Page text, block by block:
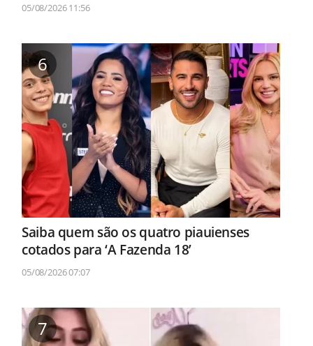
05/08/2026 11:56
6
Saiba quem são os quatro piauienses
cotados para ‘A Fazenda 18’
05/08/2026 07:07
7